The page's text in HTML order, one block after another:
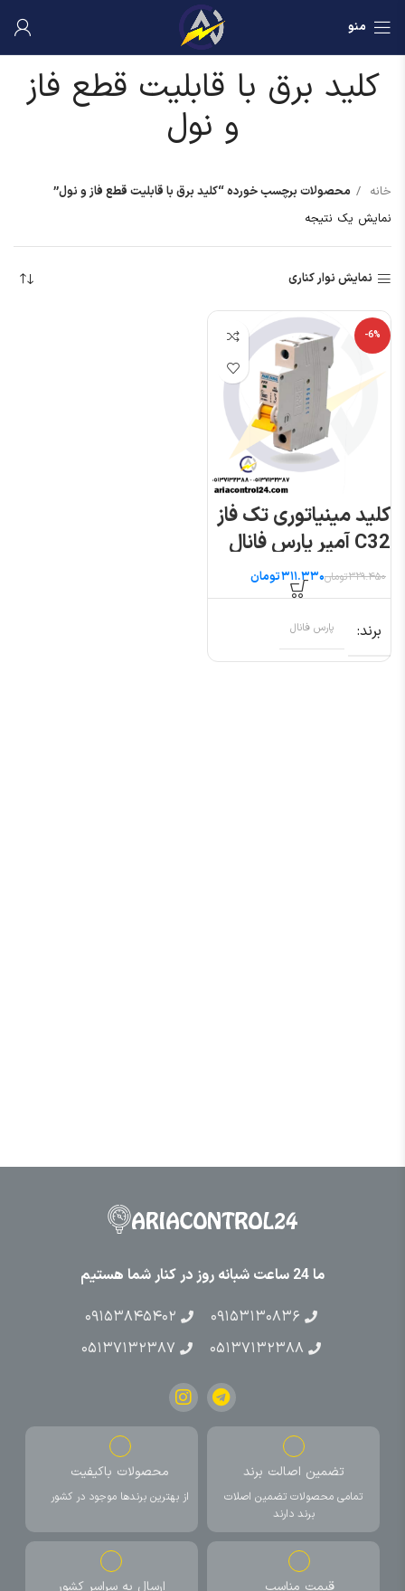
منو
کلید برق با قابلیت قطع فاز
و نول
خانه
محصولات برچسب خورده “کلید برق با قابلیت قطع فاز و نول”
نمایش یک نتیجه
نمایش نوار کناری
-6%
کلید مینیاتوری تک فاز
C32 آمپر پارس فانال
مدل PFN
۳۲۹.۴۵۰تومان۳۱۱.۳۳۰تومان
برند پارس فانال
ما 24 ساعت شبانه روز در کنار شما هستیم
۰۹۱۵۳۱۳۰۸۳۶
۰۹۱۵۳۸۴۵۴۰۲
۰۵۱۳۷۱۳۲۳۸۸
۰۵۱۳۷۱۳۲۳۸۷
تضمین اصالت برند
تمامی محصولات تضمین اصلات
برند دارند
محصولات باکیفیت
از بهترین برندها موجود در کشور
قیمت مناسب ارسال به سراسر کشور